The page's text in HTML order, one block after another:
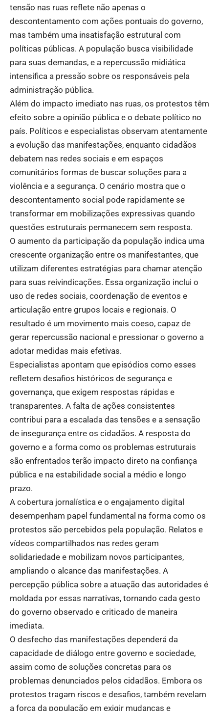
tensão nas ruas reflete não apenas o
descontentamento com ações pontuais do governo,
mas também uma insatisfação estrutural com
políticas públicas. A população busca visibilidade
para suas demandas, e a repercussão midiática
intensifica a pressão sobre os responsáveis pela
administração pública.
Além do impacto imediato nas ruas, os protestos têm
efeito sobre a opinião pública e o debate político no
país. Políticos e especialistas observam atentamente
a evolução das manifestações, enquanto cidadãos
debatem nas redes sociais e em espaços
comunitários formas de buscar soluções para a
violência e a segurança. O cenário mostra que o
descontentamento social pode rapidamente se
transformar em mobilizações expressivas quando
questões estruturais permanecem sem resposta.
O aumento da participação da população indica uma
crescente organização entre os manifestantes, que
utilizam diferentes estratégias para chamar atenção
para suas reivindicações. Essa organização inclui o
uso de redes sociais, coordenação de eventos e
articulação entre grupos locais e regionais. O
resultado é um movimento mais coeso, capaz de
gerar repercussão nacional e pressionar o governo a
adotar medidas mais efetivas.
Especialistas apontam que episódios como esses
refletem desafios históricos de segurança e
governança, que exigem respostas rápidas e
transparentes. A falta de ações consistentes
contribui para a escalada das tensões e a sensação
de insegurança entre os cidadãos. A resposta do
governo e a forma como os problemas estruturais
são enfrentados terão impacto direto na confiança
pública e na estabilidade social a médio e longo
prazo.
A cobertura jornalística e o engajamento digital
desempenham papel fundamental na forma como os
protestos são percebidos pela população. Relatos e
vídeos compartilhados nas redes geram
solidariedade e mobilizam novos participantes,
ampliando o alcance das manifestações. A
percepção pública sobre a atuação das autoridades é
moldada por essas narrativas, tornando cada gesto
do governo observado e criticado de maneira
imediata.
O desfecho das manifestações dependerá da
capacidade de diálogo entre governo e sociedade,
assim como de soluções concretas para os
problemas denunciados pelos cidadãos. Embora os
protestos tragam riscos e desafios, também revelam
a força da população em exigir mudanças e